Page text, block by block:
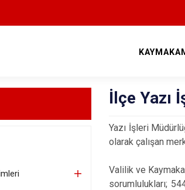
İlçe Yazı
Yazı İşleri
olarak çalışan
Valilik ve
sorumlulukları;